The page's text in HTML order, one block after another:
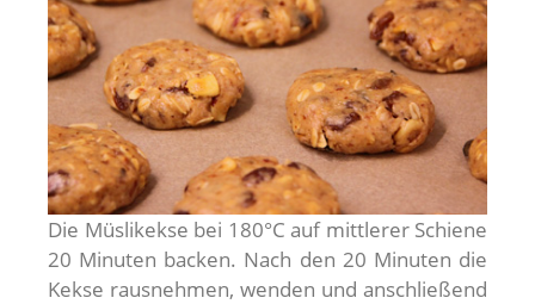
Die Müslikekse bei 180°C auf mittlerer Schiene
20 Minuten backen. Nach den 20 Minuten die
Kekse rausnehmen, wenden und anschließend